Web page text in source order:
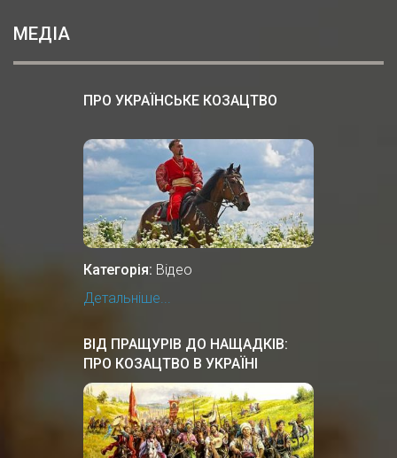
МЕДІА
ПРО УКРАЇНСЬКЕ КОЗАЦТВО
Категорія: Відео
Детальніше...
ВІД ПРАЩУРІВ ДО НАЩАДКІВ:
ПРО КОЗАЦТВО В УКРАЇНІ